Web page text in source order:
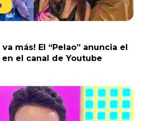
va más! El “Pelao” anuncia el
el canal de Youtube